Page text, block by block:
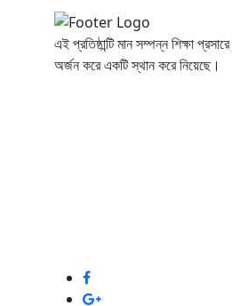
এই প্রতিষ্ঠান্টি মান সম্পন্ন শিক্ষা
অর্জন করে একটি স্থান করে নিয়েছে।